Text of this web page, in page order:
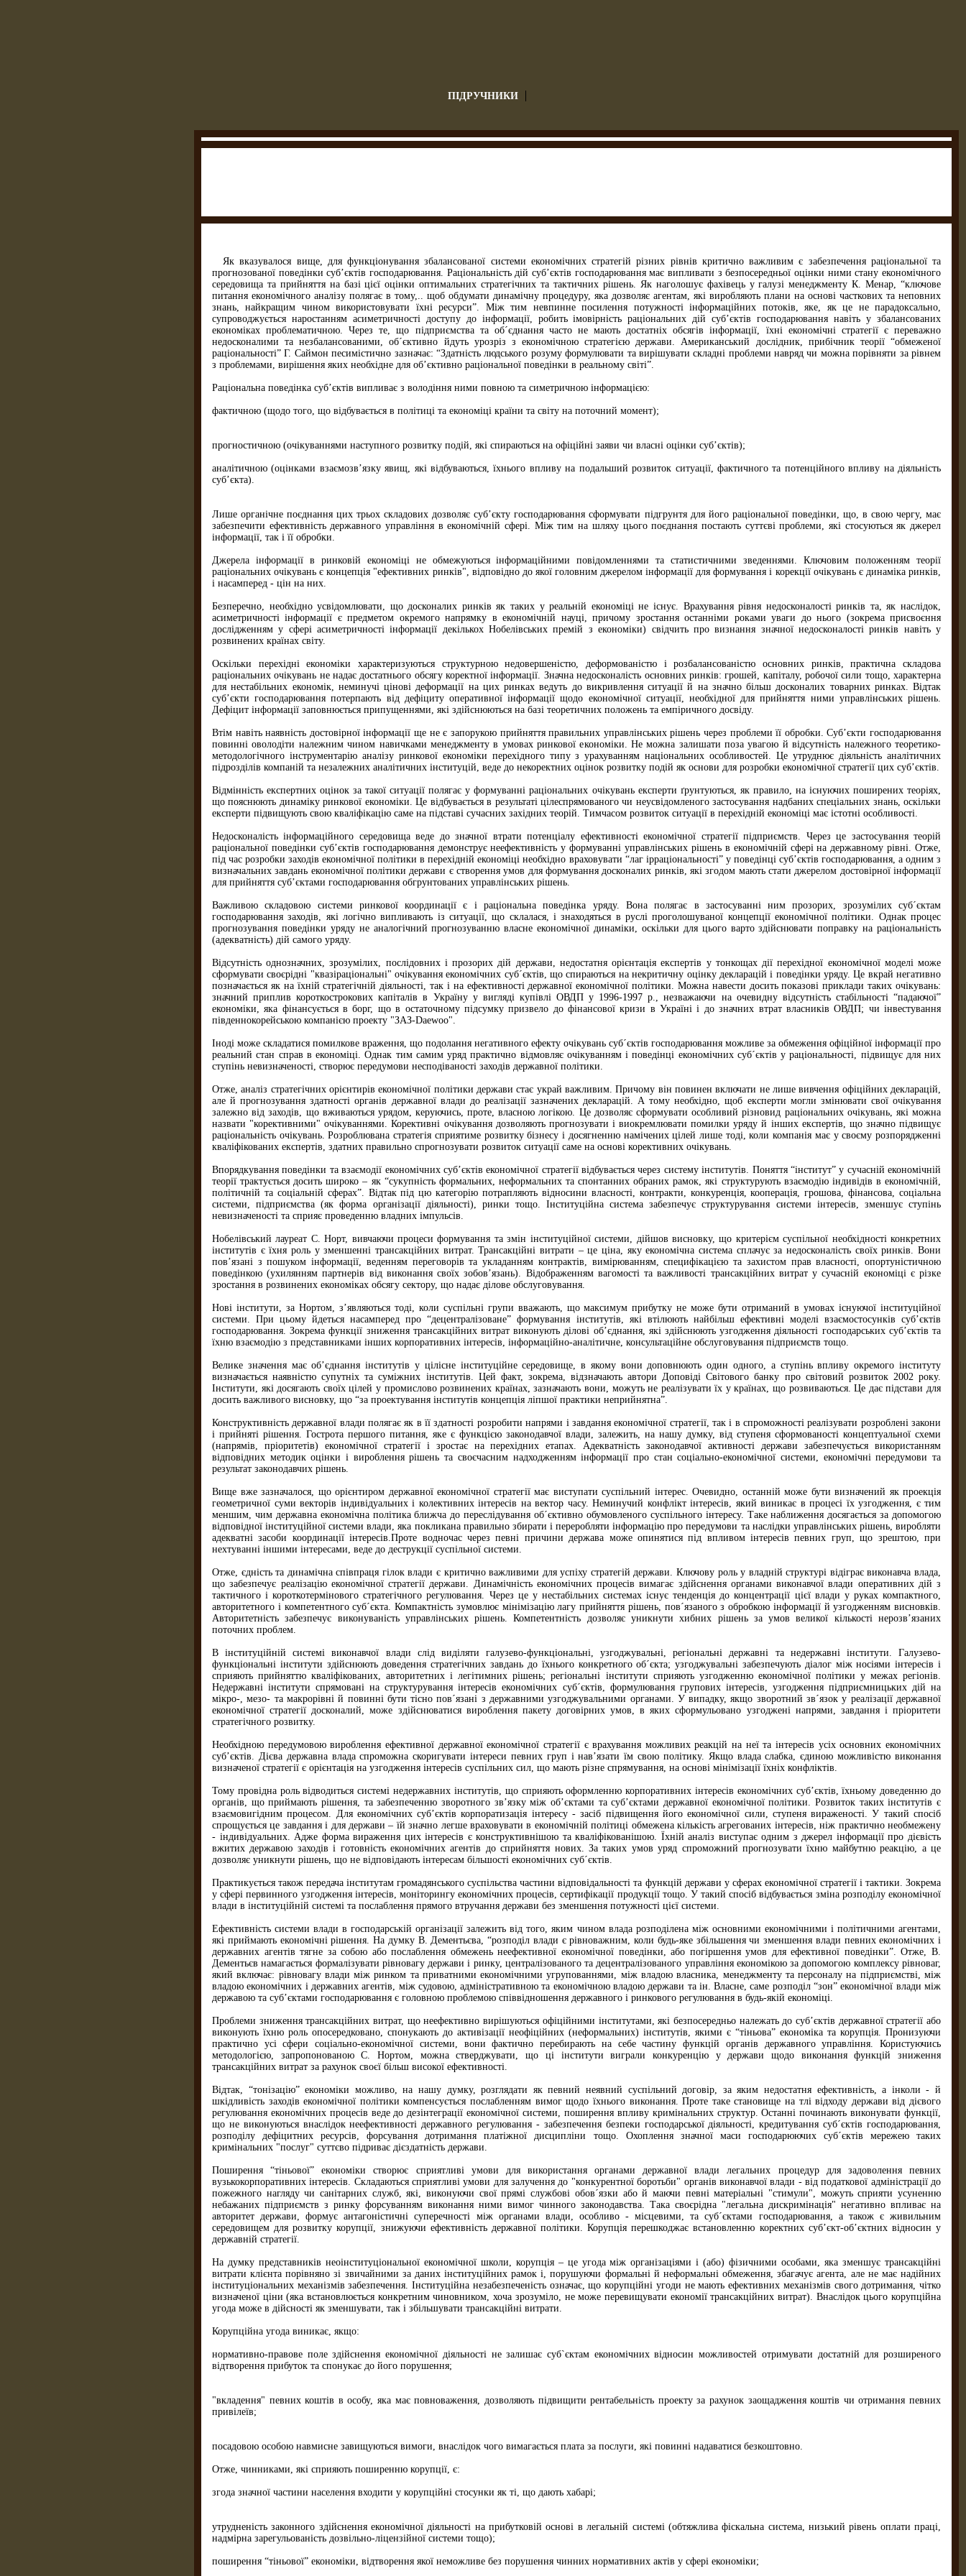
ПІДРУЧНИКИ
Як вказувалося вище, для функціонування збалансованої системи економічних стратегій різних рівнів критично важливим є забезпечення раціональної та
прогнозованої поведінки суб’єктів господарювання. Раціональність дій суб’єктів господарювання має випливати з безпосередньої оцінки ними стану економічного
середовища та прийняття на базі цієї оцінки оптимальних стратегічних та тактичних рішень. Як наголошує фахівець у галузі менеджменту К. Менар, “ключове
питання економічного аналізу полягає в тому,.. щоб обдумати динамічну процедуру, яка дозволяє агентам, які виробляють плани на основі часткових та неповних
знань, найкращим чином використовувати їхні ресурси”. Між тим невпинне посилення потужності інформаційних потоків, яке, як це не парадоксально,
супроводжується наростанням асиметричності доступу до інформації, робить імовірність раціональних дій суб’єктів господарювання навіть у збалансованих
економіках проблематичною. Через те, що підприємства та об´єднання часто не мають достатніх обсягів інформації, їхні економічні стратегії є переважно
недосконалими та незбалансованими, об´єктивно йдуть урозріз з економічною стратегією держави. Американський дослідник, прибічник теорії “обмеженої
раціональності” Г. Саймон песимістично зазначає: “Здатність людського розуму формулювати та вирішувати складні проблеми навряд чи можна порівняти за рівнем
з проблемами, вирішення яких необхідне для об’єктивно раціональної поведінки в реальному світі”.
Раціональна поведінка суб’єктів випливає з володіння ними повною та симетричною інформацією:
фактичною (щодо того, що відбувається в політиці та економіці країни та світу на поточний момент);
прогностичною (очікуваннями наступного розвитку подій, які спираються на офіційні заяви чи власні оцінки суб’єктів);
аналітичною (оцінками взаємозв’язку явищ, які відбуваються, їхнього впливу на подальший розвиток ситуації, фактичного та потенційного впливу на діяльність
суб’єкта).
Лише органічне поєднання цих трьох складових дозволяє суб’єкту господарювання сформувати підгрунтя для його раціональної поведінки, що, в свою чергу, має
забезпечити ефективність державного управління в економічній сфері. Між тим на шляху цього поєднання постають суттєві проблеми, які стосуються як джерел
інформації, так і її обробки.
Джерела інформації в ринковій економіці не обмежуються інформаційними повідомленнями та статистичними зведеннями. Ключовим положенням теорії
раціональних очікувань є концепція "ефективних ринків", відповідно до якої головним джерелом інформації для формування і корекції очікувань є динаміка ринків,
і насамперед - цін на них.
Безперечно, необхідно усвідомлювати, що досконалих ринків як таких у реальній економіці не існує. Врахування рівня недосконалості ринків та, як наслідок,
асиметричності інформації є предметом окремого напрямку в економічній науці, причому зростання останніми роками уваги до нього (зокрема присвоєння
дослідженням у сфері асиметричності інформації декількох Нобелівських премій з економіки) свідчить про визнання значної недосконалості ринків навіть у
розвинених країнах світу.
Оскільки перехідні економіки характеризуються структурною недовершеністю, деформованістю і розбалансованістю основних ринків, практична складова
раціональних очікувань не надає достатнього обсягу коректної інформації. Значна недосконалість основних ринків: грошей, капіталу, робочої сили тощо, характерна
для нестабільних економік, неминучі цінові деформації на цих ринках ведуть до викривлення ситуації й на значно більш досконалих товарних ринках. Відтак
суб’єкти господарювання потерпають від дефіциту оперативної інформації щодо економічної ситуації, необхідної для прийняття ними управлінських рішень.
Дефіцит інформації заповнюється припущеннями, які здійснюються на базі теоретичних положень та емпіричного досвіду.
Втім навіть наявність достовірної інформації ще не є запорукою прийняття правильних управлінських рішень через проблеми її обробки. Суб’єкти господарювання
повинні оволодіти належним чином навичками менеджменту в умовах ринкової економіки. Не можна залишати поза увагою й відсутність належного теоретико-
методологічного інструментарію аналізу ринкової економіки перехідного типу з урахуванням національних особливостей. Це утруднює діяльність аналітичних
підрозділів компаній та незалежних аналітичних інституцій, веде до некоректних оцінок розвитку подій як основи для розробки економічної стратегії цих суб’єктів.
Відмінність експертних оцінок за такої ситуації полягає у формуванні раціональних очікувань експерти ґрунтуються, як правило, на існуючих поширених теоріях,
що пояснюють динаміку ринкової економіки. Це відбувається в результаті цілеспрямованого чи неусвідомленого застосування надбаних спеціальних знань, оскільки
експерти підвищують свою кваліфікацію саме на підставі сучасних західних теорій. Тимчасом розвиток ситуації в перехідній економіці має істотні особливості.
Недосконалість інформаційного середовища веде до значної втрати потенціалу ефективності економічної стратегії підприємств. Через це застосування теорій
раціональної поведінки суб’єктів господарювання демонструє неефективність у формуванні управлінських рішень в економічній сфері на державному рівні. Отже,
під час розробки заходів економічної політики в перехідній економіці необхідно враховувати “лаг ірраціональності” у поведінці суб’єктів господарювання, а одним з
визначальних завдань економічної політики держави є створення умов для формування досконалих ринків, які згодом мають стати джерелом достовірної інформації
для прийняття суб’єктами господарювання обгрунтованих управлінських рішень.
Важливою складовою системи ринкової координації є і раціональна поведінка уряду. Вона полягає в застосуванні ним прозорих, зрозумілих суб´єктам
господарювання заходів, які логічно випливають із ситуації, що склалася, і знаходяться в руслі проголошуваної концепції економічної політики. Однак процес
прогнозування поведінки уряду не аналогічний прогнозуванню власне економічної динаміки, оскільки для цього варто здійснювати поправку на раціональність
(адекватність) дій самого уряду.
Відсутність однозначних, зрозумілих, послідовних і прозорих дій держави, недостатня орієнтація експертів у тонкощах дії перехідної економічної моделі може
сформувати своєрідні "квазіраціональні" очікування економічних суб´єктів, що спираються на некритичну оцінку декларацій і поведінки уряду. Це вкрай негативно
позначається як на їхній стратегічній діяльності, так і на ефективності державної економічної політики. Можна навести досить показові приклади таких очікувань:
значний приплив короткострокових капіталів в Україну у вигляді купівлі ОВДП у 1996-1997 р., незважаючи на очевидну відсутність стабільності “падаючої”
економіки, яка фінансується в борг, що в остаточному підсумку призвело до фінансової кризи в Україні і до значних втрат власників ОВДП; чи інвестування
південнокорейською компанією проекту "ЗАЗ-Daewoo".
Іноді може складатися помилкове враження, що подолання негативного ефекту очікувань суб´єктів господарювання можливе за обмеження офіційної інформації про
реальний стан справ в економіці. Однак тим самим уряд практично відмовляє очікуванням і поведінці економічних суб´єктів у раціональності, підвищує для них
ступінь невизначеності, створює передумови несподіваності заходів державної політики.
Отже, аналіз стратегічних орієнтирів економічної політики держави стає украй важливим. Причому він повинен включати не лише вивчення офіційних декларацій,
але й прогнозування здатності органів державної влади до реалізації зазначених декларацій. А тому необхідно, щоб експерти могли змінювати свої очікування
залежно від заходів, що вживаються урядом, керуючись, проте, власною логікою. Це дозволяє сформувати особливий різновид раціональних очікувань, які можна
назвати "корективними" очікуваннями. Корективні очікування дозволяють прогнозувати і виокремлювати помилки уряду й інших експертів, що значно підвищує
раціональність очікувань. Розроблювана стратегія сприятиме розвитку бізнесу і досягненню намічених цілей лише тоді, коли компанія має у своєму розпорядженні
кваліфікованих експертів, здатних правильно спрогнозувати розвиток ситуації саме на основі корективних очікувань.
Впорядкування поведінки та взаємодії економічних суб’єктів економічної стратегії відбувається через систему інститутів. Поняття “інститут” у сучасній економічній
теорії трактується досить широко – як “сукупність формальних, неформальних та спонтанних обраних рамок, які структурують взаємодію індивідів в економічній,
політичній та соціальній сферах”. Відтак під цю категорію потрапляють відносини власності, контракти, конкуренція, кооперація, грошова, фінансова, соціальна
системи, підприємства (як форма організації діяльності), ринки тощо. Інституційна система забезпечує структурування системи інтересів, зменшує ступінь
невизначеності та сприяє проведенню владних імпульсів.
Нобелівський лауреат С. Норт, вивчаючи процеси формування та змін інституційної системи, дійшов висновку, що критерієм суспільної необхідності конкретних
інститутів є їхня роль у зменшенні трансакційних витрат. Трансакційні витрати – це ціна, яку економічна система сплачує за недосконалість своїх ринків. Вони
пов’язані з пошуком інформації, веденням переговорів та укладанням контрактів, вимірюванням, специфікацією та захистом прав власності, опортуністичною
поведінкою (ухилянням партнерів від виконання своїх зобов’язань). Відображенням вагомості та важливості трансакційних витрат у сучасній економіці є різке
зростання в розвинених економіках обсягу сектору, що надає ділове обслуговування.
Нові інститути, за Нортом, з’являються тоді, коли суспільні групи вважають, що максимум прибутку не може бути отриманий в умовах існуючої інституційної
системи. При цьому йдеться насамперед про “децентралізоване” формування інститутів, які втілюють найбільш ефективні моделі взаємостосунків суб’єктів
господарювання. Зокрема функції зниження трансакційних витрат виконують ділові об’єднання, які здійснюють узгодження діяльності господарських суб’єктів та
їхню взаємодію з представниками інших корпоративних інтересів, інформаційно-аналітичне, консультаційне обслуговування підприємств тощо.
Велике значення має об’єднання інститутів у цілісне інституційне середовище, в якому вони доповнюють один одного, а ступінь впливу окремого інституту
визначається наявністю супутніх та суміжних інститутів. Цей факт, зокрема, відзначають автори Доповіді Світового банку про світовий розвиток 2002 року.
Інститути, які досягають своїх цілей у промислово розвинених країнах, зазначають вони, можуть не реалізувати їх у країнах, що розвиваються. Це дає підстави для
досить важливого висновку, що “за проектування інститутів концепція ліпшої практики неприйнятна”.
Конструктивність державної влади полягає як в її здатності розробити напрями і завдання економічної стратегії, так і в спроможності реалізувати розроблені закони
і прийняті рішення. Гострота першого питання, яке є функцією законодавчої влади, залежить, на нашу думку, від ступеня сформованості концептуальної схеми
(напрямів, пріоритетів) економічної стратегії і зростає на перехідних етапах. Адекватність законодавчої активності держави забезпечується використанням
відповідних методик оцінки і вироблення рішень та своєчасним надходженням інформації про стан соціально-економічної системи, економічні передумови та
результат законодавчих рішень.
Вище вже зазначалося, що орієнтиром державної економічної стратегії має виступати суспільний інтерес. Очевидно, останній може бути визначений як проекція
геометричної суми векторів індивідуальних і колективних інтересів на вектор часу. Неминучий конфлікт інтересів, який виникає в процесі їх узгодження, є тим
меншим, чим державна економічна політика ближча до переслідування об´єктивно обумовленого суспільного інтересу. Таке наближення досягається за допомогою
відповідної інституційної системи влади, яка покликана правильно збирати і переробляти інформацію про передумови та наслідки управлінських рішень, виробляти
адекватні засоби координації інтересів.Проте водночас через певні причини держава може опинятися пiд впливом iнтересiв певних груп, що зрештою, при
нехтуваннi iншими iнтересами, веде до деструкцiї суспiльної системи.
Отже, єдність та динамічна співпраця гілок влади є критично важливими для успіху стратегій держави. Ключову роль у владній структурі відіграє виконавча влада,
що забезпечує реалізацію економічної стратегії держави. Динамічність економічних процесів вимагає здійснення органами виконавчої влади оперативних дій з
тактичного і короткотермінового стратегічного регулювання. Через це у нестабільних системах існує тенденція до концентрації цієї влади у руках компактного,
авторитетного і компетентного суб´єкта. Компактність зумовлює мінімізацію лагу прийняття рішень, пов´язаного з обробкою інформації й узгодженням висновків.
Авторитетність забезпечує виконуваність управлінських рішень. Компетентність дозволяє уникнути хибних рішень за умов великої кількості нерозв’язаних
поточних проблем.
В інституційній системі виконавчої влади слід виділяти галузево-функціональні, узгоджувальні, регіональні державні та недержавні інститути. Галузево-
функціональні інститути здійснюють доведення стратегічних завдань до їхнього конкретного об´єкта; узгоджувальні забезпечують діалог між носіями інтересів і
сприяють прийняттю кваліфікованих, авторитетних і легітимних рішень; регіональні інститути сприяють узгодженню економічної політики у межах регіонів.
Недержавні інститути спрямовані на структурування інтересів економічних суб´єктів, формулювання групових інтересів, узгодження підприємницьких дій на
мікро-, мезо- та макрорівні й повинні бути тісно пов´язані з державними узгоджувальними органами. У випадку, якщо зворотний зв´язок у реалізації державної
економічної стратегії досконалий, може здійснюватися вироблення пакету договірних умов, в яких сформульовано узгоджені напрями, завдання і пріоритети
стратегічного розвитку.
Необхідною передумовою вироблення ефективної державної економічної стратегії є врахування можливих реакцій на неї та інтересів усіх основних економічних
суб’єктів. Дієва державна влада спроможна скоригувати інтереси певних груп і нав’язати їм свою політику. Якщо влада слабка, єдиною можливістю виконання
визначеної стратегії є орієнтація на узгодження інтересів суспільних сил, що мають різне спрямування, на основі мінімізації їхніх конфліктів.
Тому провідна роль відводиться системі недержавних інститутів, що сприяють оформленню корпоративних інтересів економічних суб’єктів, їхньому доведенню до
органів, що приймають рішення, та забезпеченню зворотного зв’язку між об’єктами та суб’єктами державної економічної політики. Розвиток таких інститутів є
взаємовигідним процесом. Для економічних суб’єктів корпоратизація інтересу - засіб підвищення його економічної сили, ступеня вираженості. У такий спосіб
спрощується це завдання і для держави – їй значно легше враховувати в економічній політиці обмежена кількість агрегованих інтересів, ніж практично необмежену
- індивідуальних. Адже форма вираження цих інтересів є конструктивнішою та кваліфікованішою. Їхній аналіз виступає одним з джерел інформації про дієвість
вжитих державою заходів і готовність економічних агентів до сприйняття нових. За таких умов уряд спроможний прогнозувати їхню майбутню реакцію, а це
дозволяє уникнути рішень, що не відповідають інтересам більшості економічних суб´єктів.
Практикується також передача інститутам громадянського суспільства частини відповідальності та функцій держави у сферах економічної стратегії і тактики. Зокрема
у сфері первинного узгодження інтересів, моніторингу економічних процесів, сертифікації продукції тощо. У такий спосіб відбувається зміна розподілу економічної
влади в інституційній системі та послаблення прямого втручання держави без зменшення потужності цієї системи.
Ефективність системи влади в господарській організації залежить від того, яким чином влада розподілена між основними економічними і політичними агентами,
які приймають економічні рішення. На думку В. Дементьєва, “розподіл влади є рівноважним, коли будь-яке збільшення чи зменшення влади певних економічних і
державних агентів тягне за собою або послаблення обмежень неефективної економічної поведінки, або погіршення умов для ефективної поведінки”. Отже, В.
Дементьєв намагається формалізувати рівновагу держави і ринку, централізованого та децентралізованого управління економікою за допомогою комплексу рівноваг,
який включає: рівновагу влади між ринком та приватними економічними угрупованнями, між владою власника, менеджменту та персоналу на підприємстві, між
владою економічних і державних агентів, між судовою, адміністративною та економічною владою держави та ін. Власне, саме розподіл “зон” економічної влади між
державою та суб’єктами господарювання є головною проблемою співвідношення державного і ринкового регулювання в будь-якій економіці.
Проблеми зниження трансакційних витрат, що неефективно вирішуються офіційними інститутами, які безпосередньо належать до суб’єктів державної стратегії або
виконують їхню роль опосередковано, спонукають до активізації неофіційних (неформальних) інститутів, якими є “тіньова” економіка та корупція. Пронизуючи
практично усі сфери соціально-економічної системи, вони фактично перебирають на себе частину функцій органів державного управління. Користуючись
методологією, запропонованою С. Нортом, можна стверджувати, що ці інститути виграли конкуренцію у держави щодо виконання функцій зниження
трансакційних витрат за рахунок своєї більш високої ефективності.
Відтак, “тонізацію” економіки можливо, на нашу думку, розглядати як певний неявний суспільний договір, за яким недостатня ефективність, а інколи - й
шкідливість заходів економічної політики компенсується послабленням вимог щодо їхнього виконання. Проте таке становище на тлі відходу держави від дієвого
регулювання економічних процесів веде до дезінтеграції економічної системи, поширення впливу кримінальних структур. Останні починають виконувати функції,
що не виконуються внаслідок неефективності державного регулювання - забезпечення безпеки господарської діяльності, кредитування суб´єктів господарювання,
розподілу дефіцитних ресурсів, форсування дотримання платіжної дисципліни тощо. Охоплення значної маси господарюючих суб´єктів мережею таких
кримінальних "послуг" суттєво підриває дієздатність держави.
Поширення “тіньової” економіки створює сприятливі умови для використання органами державної влади легальних процедур для задоволення певних
вузькокорпоративних інтересів. Складаються сприятливі умови для залучення до "конкурентної боротьби" органів виконавчої влади - від податкової адміністрації до
пожежного нагляду чи санітарних служб, які, виконуючи свої прямі службові обов´язки або й маючи певні матеріальні "стимули", можуть сприяти усуненню
небажаних підприємств з ринку форсуванням виконання ними вимог чинного законодавства. Така своєрідна "легальна дискримінація" негативно впливає на
авторитет держави, формує антагоністичні суперечності між органами влади, особливо - місцевими, та суб´єктами господарювання, а також є живильним
середовищем для розвитку корупції, знижуючи ефективність державної політики. Корупція перешкоджає встановленню коректних суб’єкт-об’єктних відносин у
державній стратегії.
На думку представників неоінституціональної економічної школи, корупція – це угода між організаціями і (або) фізичними особами, яка зменшує трансакційні
витрати клієнта порівняно зі звичайними за даних інституційних рамок і, порушуючи формальні й неформальні обмеження, збагачує агента, але не має надійних
інституціональних механізмів забезпечення. Інституційна незабезпеченість означає, що корупційні угоди не мають ефективних механізмів свого дотримання, чітко
визначеної ціни (яка встановлюється конкретним чиновником, хоча зрозуміло, не може перевищувати економії трансакційних витрат). Внаслідок цього корупційна
угода може в дійсності як зменшувати, так і збільшувати трансакційні витрати.
Корупційна угода виникає, якщо:
нормативно-правове поле здійснення економічної діяльності не залишає суб`єктам економічних відносин можливостей отримувати достатній для розширеного
відтворення прибуток та спонукає до його порушення;
"вкладення" певних коштів в особу, яка має повноваження, дозволяють підвищити рентабельність проекту за рахунок заощадження коштів чи отримання певних
привілеїв;
посадовою особою навмисне завищуються вимоги, внаслідок чого вимагається плата за послуги, які повинні надаватися безкоштовно.
Отже, чинниками, які сприяють поширенню корупції, є:
згода значної частини населення входити у корупційні стосунки як ті, що дають хабарі;
утрудненість законного здійснення економічної діяльності на прибутковій основі в легальній системі (обтяжлива фіскальна система, низький рівень оплати праці,
надмірна зарегульованість дозвільно-ліцензійної системи тощо);
поширення “тіньової” економіки, відтворення якої неможливе без порушення чинних нормативних актів у сфері економіки;